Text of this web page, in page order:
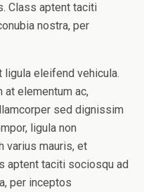
Class aptent taciti
nostra, per
eleifend vehicula.
elementum ac,
sed dignissim
ligula non
varius mauris, et
aptent taciti sociosqu ad
per inceptos